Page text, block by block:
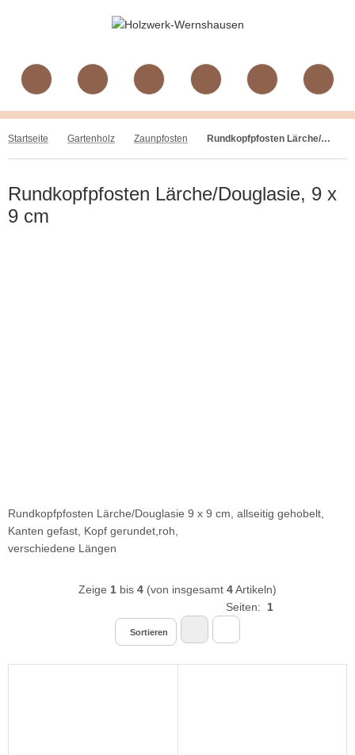
Startseite Gartenholz Zaunpfosten Rundkopfpfosten Lärche/Douglasie, 9 x 9 cm
Rundkopfpfosten Lärche/Douglasie, 9 x
9 cm
Rundkopfpfosten Lärche/Douglasie 9 x 9 cm, allseitig gehobelt,
Kanten gefast, Kopf gerundet,roh,
verschiedene Längen
Sortieren
Zeige 1 bis 4 (von insgesamt 4Artikeln)
Seiten: 1